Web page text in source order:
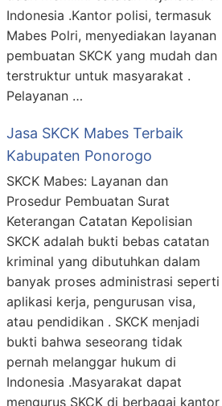
Indonesia .Kantor polisi, termasuk
Mabes Polri, menyediakan layanan
pembuatan SKCK yang mudah dan
terstruktur untuk masyarakat .
Pelayanan …
Jasa SKCK Mabes Terbaik
Kabupaten Ponorogo
SKCK Mabes: Layanan dan
Prosedur Pembuatan Surat
Keterangan Catatan Kepolisian
SKCK adalah bukti bebas catatan
kriminal yang dibutuhkan dalam
banyak proses administrasi seperti
aplikasi kerja, pengurusan visa,
atau pendidikan . SKCK menjadi
bukti bahwa seseorang tidak
pernah melanggar hukum di
Indonesia .Masyarakat dapat
mengurus SKCK di berbagai kantor